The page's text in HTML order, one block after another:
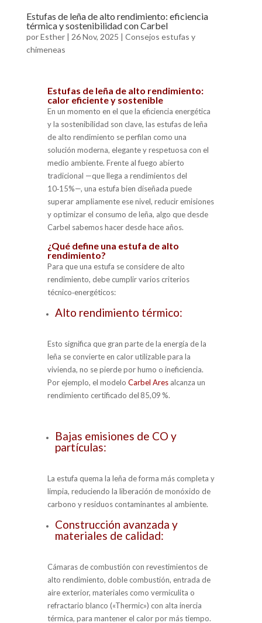
Estufas de leña de alto rendimiento: eficiencia
térmica y sostenibilidad con Carbel
porEsther| 26 Nov, 2025 | Consejos estufas y
chimeneas
Estufas de leña de alto rendimiento:
calor eficiente y sostenible
En un momento en el que la eficiencia energética
y la sostenibilidad son clave, las estufas de leña
de alto rendimiento se perfilan como una
solución moderna, elegante y respetuosa con el
medio ambiente. Frente al fuego abierto
tradicional —que llega a rendimientos del
10‑15%—, una estufa bien diseñada puede
superar ampliamente ese nivel, reducir emisiones
y optimizar el consumo de leña, algo que desde
Carbel sabemos hacer desde hace años.
¿Qué define una estufa de alto
rendimiento?
Para que una estufa se considere de alto
rendimiento, debe cumplir varios criterios
técnico‑energéticos:
Alto rendimiento térmico:
Esto significa que gran parte de la energía de la
leña se convierte en calor utilizable para la
vivienda, no se pierde por humo o ineficiencia.
Por ejemplo, el modelo Carbel Aresalcanza un
rendimiento certificado del 85,09 %.
Bajas emisiones de CO y
partículas:
La estufa quema la leña de forma más completa y
limpia, reduciendo la liberación de monóxido de
carbono y residuos contaminantes al ambiente.
Construcción avanzada y
materiales de calidad:
Cámaras de combustión con revestimientos de
alto rendimiento, doble combustión, entrada de
aire exterior, materiales como vermiculita o
refractario blanco («Thermic») con alta inercia
térmica, para mantener el calor por más tiempo.